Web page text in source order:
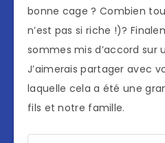
bonne cage ? Combien
n’est pas si riche !)?
sommes mis d’accord sur
J’aimerais partager avec
laquelle cela a été une
fils et notre famille.